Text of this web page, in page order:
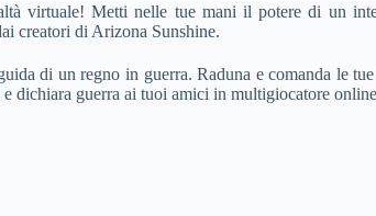
virtuale! Metti nelle tue mani il potere di un
creatori di Arizona Sunshine.
di un regno in guerra. Raduna e comanda le
dichiara guerra ai tuoi amici in multigiocatore